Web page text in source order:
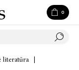
0
literatūra